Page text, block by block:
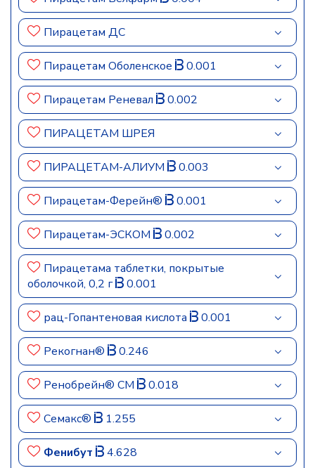
Пирацетам ДС
Пирацетам Оболенское 0.001
Пирацетам Реневал 0.002
ПИРАЦЕТАМ ШРЕЯ
ПИРАЦЕТАМ-АЛИУМ 0.003
Пирацетам-Ферейн® 0.001
Пирацетам-ЭСКОМ 0.002
Пирацетама таблетки, покрытые
оболочкой, 0,2 г
0.001
рац-Гопантеновая кислота 0.001
Рекогнан® 0.246
Ренобрейн® СМ 0.018
Семакс® 1.255
Фенибут 4.628